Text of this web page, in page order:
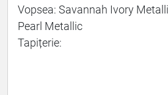
Vopsea: Savannah Ivory
Pearl Metallic
Tapițerie: